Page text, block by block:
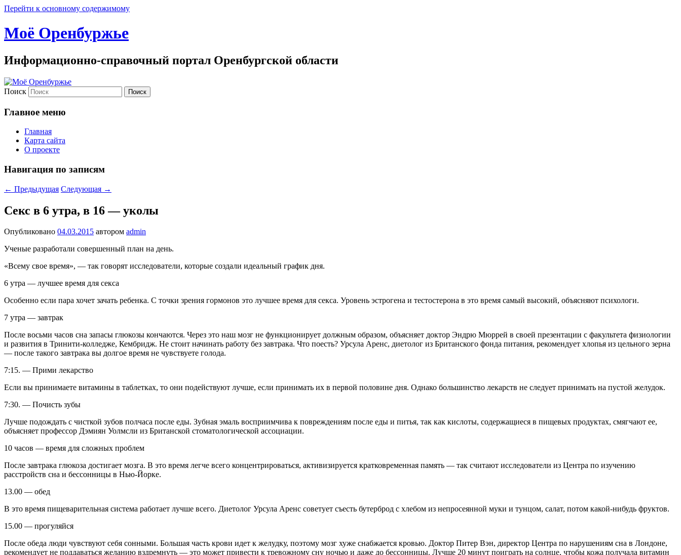
Перейти к основному содержимому
Моё Оренбуржье
Информационно-справочный портал Оренбургской области
Поиск
Главное меню
Главная
Карта сайта
О проекте
Навигация по записям
← Предыдущая Следующая →
Секс в 6 утра, в 16 — уколы
Опубликовано 04.03.2015 автором admin
Ученые разработали совершенный план на день.
«Всему свое время», — так говорят исследователи, которые создали идеальный график дня.
6 утра — лучшее время для секса
Особенно если пара хочет зачать ребенка. С точки зрения гормонов это лучшее время для секса. Уровень эстрогена и тестостерона в это время самый высокий, объясняют психологи.
7 утра — завтрак
После восьми часов сна запасы глюкозы кончаются. Через это наш мозг не функционирует должным образом, объясняет доктор Эндрю Мюррей в своей презентации с факультета физиологии
и развития в Тринити-колледже, Кембридж. Не стоит начинать работу без завтрака. Что поесть? Урсула Аренс, диетолог из Британского фонда питания, рекомендует хлопья из цельного зерна
— после такого завтрака вы долгое время не чувствуете голода.
7:15. — Прими лекарство
Если вы принимаете витамины в таблетках, то они подействуют лучше, если принимать их в первой половине дня. Однако большинство лекарств не следует принимать на пустой желудок.
7:30. — Почисть зубы
Лучше подождать с чисткой зубов полчаса после еды. Зубная эмаль восприимчива к повреждениям после еды и питья, так как кислоты, содержащиеся в пищевых продуктах, смягчают ее,
объясняет профессор Дэмиян Уолмсли из Британской стоматологической ассоциации.
10 часов — время для сложных проблем
После завтрака глюкоза достигает мозга. В это время легче всего концентрироваться, активизируется кратковременная память — так считают исследователи из Центра по изучению
расстройств сна и бессонницы в Нью-Йорке.
13.00 — обед
В это время пищеварительная система работает лучше всего. Диетолог Урсула Аренс советует съесть бутерброд с хлебом из непросеянной муки и тунцом, салат, потом какой-нибудь фруктов.
15.00 — прогуляйся
После обеда люди чувствуют себя сонными. Большая часть крови идет к желудку, поэтому мозг хуже снабжается кровью. Доктор Питер Вэн, директор Центра по нарушениям сна в Лондоне,
рекомендует не поддаваться желанию вздремнуть — это может привести к тревожному сну ночью и даже до бессонницы. Лучше 20 минут поиграть на солнце, чтобы кожа получала витамин